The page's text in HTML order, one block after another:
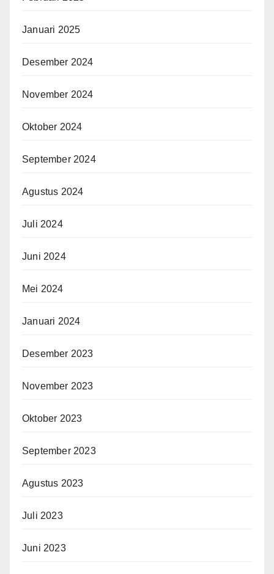
Januari 2025
Desember 2024
November 2024
Oktober 2024
September 2024
Agustus 2024
Juli 2024
Juni 2024
Mei 2024
Januari 2024
Desember 2023
November 2023
Oktober 2023
September 2023
Agustus 2023
Juli 2023
Juni 2023